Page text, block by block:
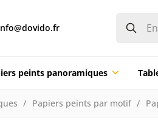
peints panoramiques
Papiers peints par motif